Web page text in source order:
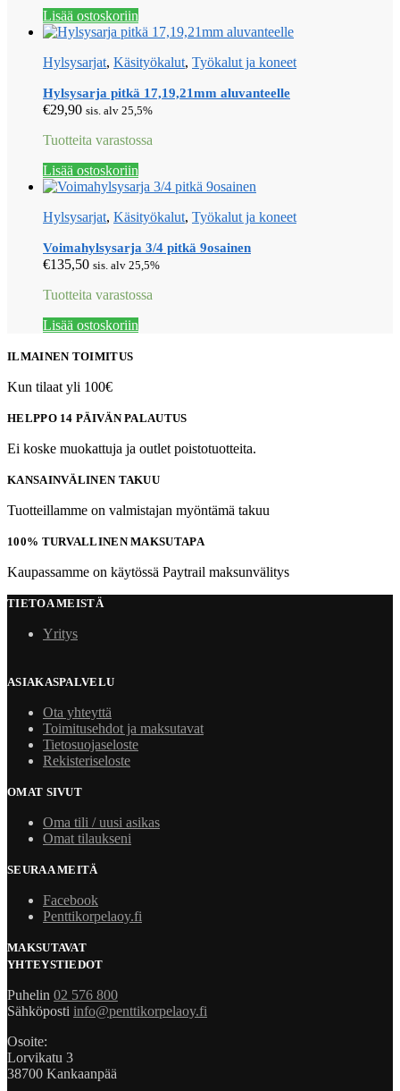
Lisää ostoskoriin
Hylsysarjat, Käsityökalut, Työkalut ja koneet
Hylsysarja pitkä 17,19,21mm aluvanteelle
€29,90 sis. alv 25,5%
Tuotteita varastossa
Lisää ostoskoriin
Hylsysarjat, Käsityökalut, Työkalut ja koneet
Voimahylsysarja 3/4 pitkä 9osainen
€135,50 sis. alv 25,5%
Tuotteita varastossa
Lisää ostoskoriin
ILMAINEN TOIMITUS
Kun tilaat yli 100€
HELPPO 14 PÄIVÄN PALAUTUS
Ei koske muokattuja ja outlet poistotuotteita.
KANSAINVÄLINEN TAKUU
Tuotteillamme on valmistajan myöntämä takuu
100% TURVALLINEN MAKSUTAPA
Kaupassamme on käytössä Paytrail maksunvälitys
TIETOA MEISTÄ
Yritys
ASIAKASPALVELU
Ota yhteyttä
Toimitusehdot ja maksutavat
Tietosuojaseloste
Rekisteriseloste
OMAT SIVUT
Oma tili / uusi asikas
Omat tilaukseni
SEURAA MEITÄ
Facebook
Penttikorpelaoy.fi
MAKSUTAVAT
YHTEYSTIEDOT
Puhelin 02 576 800
Sähköposti info@penttikorpelaoy.fi
Osoite:
Lorvikatu 3
38700 Kankaanpää